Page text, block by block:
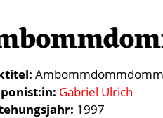
Gabriel Ulrich
1997